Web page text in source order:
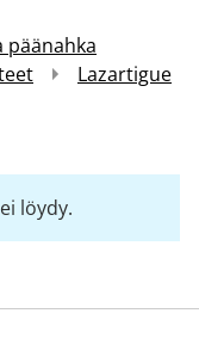
päänahka
Lazartigue
löydy.